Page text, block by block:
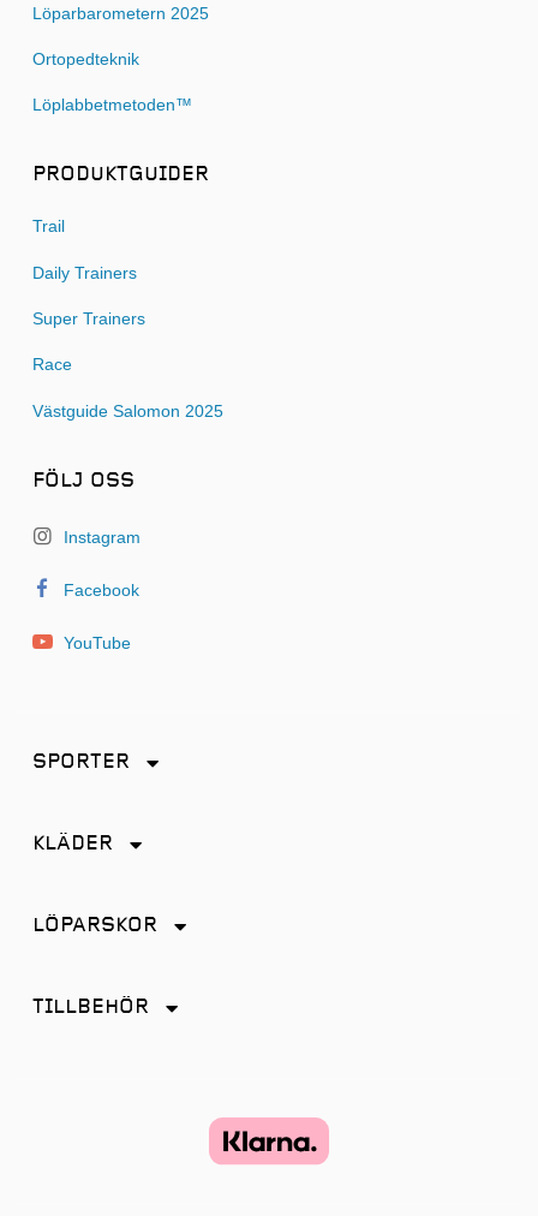
Löparbarometern 2025
Ortopedteknik
Löplabbetmetoden™
PRODUKTGUIDER
Trail
Daily Trainers
Super Trainers
Race
Västguide Salomon 2025
FÖLJ OSS
Instagram
Facebook
YouTube
SPORTER
KLÄDER
LÖPARSKOR
TILLBEHÖR